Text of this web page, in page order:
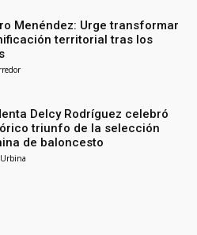
Menéndez: Urge transformar
territorial tras los
Delcy Rodríguez celebró
triunfo de la selección
de baloncesto